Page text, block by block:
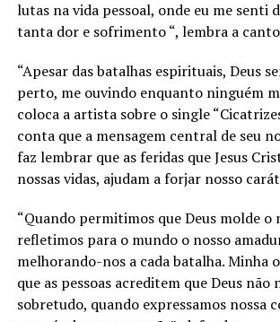
lutas na vida pessoal, onde eu me senti
tanta dor e sofrimento “, lembra a
“Apesar das batalhas espirituais, Deus
perto, me ouvindo enquanto ninguém
coloca a artista sobre o single
conta que a mensagem central de seu
faz lembrar que as feridas que Jesus
nossas vidas, ajudam a forjar nosso
“Quando permitimos que Deus molde o
refletimos para o mundo o nosso
melhorando-nos a cada batalha. Minha
que as pessoas acreditem que Deus não
sobretudo, quando expressamos nossa